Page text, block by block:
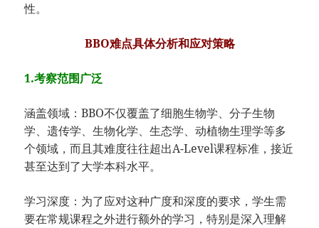
性。
BBO难点具体分析和应对策略
1.考察范围广泛
涵盖领域：BBO不仅覆盖了细胞生物学、分子生物
学、遗传学、生物化学、生态学、动植物生理学等多
个领域，而且其难度往往超出A-Level课程标准，接近
甚至达到了大学本科水平。
学习深度：为了应对这种广度和深度的要求，学生需
要在常规课程之外进行额外的学习，特别是深入理解